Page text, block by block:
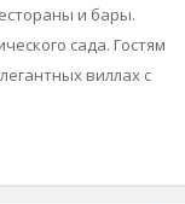
и бары.
сада. Гостям
виллах с
и два небольших: